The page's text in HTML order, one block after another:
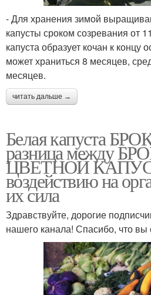
- Для хранения зимой
капусты сроком созревания от
капуста образует кочан к концу
может храниться 8 месяцев,
месяцев.
читать дальше →
Белая капуста
разница между
ЦВЕТНОЙ
воздействию на
их сила
Здравствуйте, дорогие
нашего канала! Спасибо, что вы